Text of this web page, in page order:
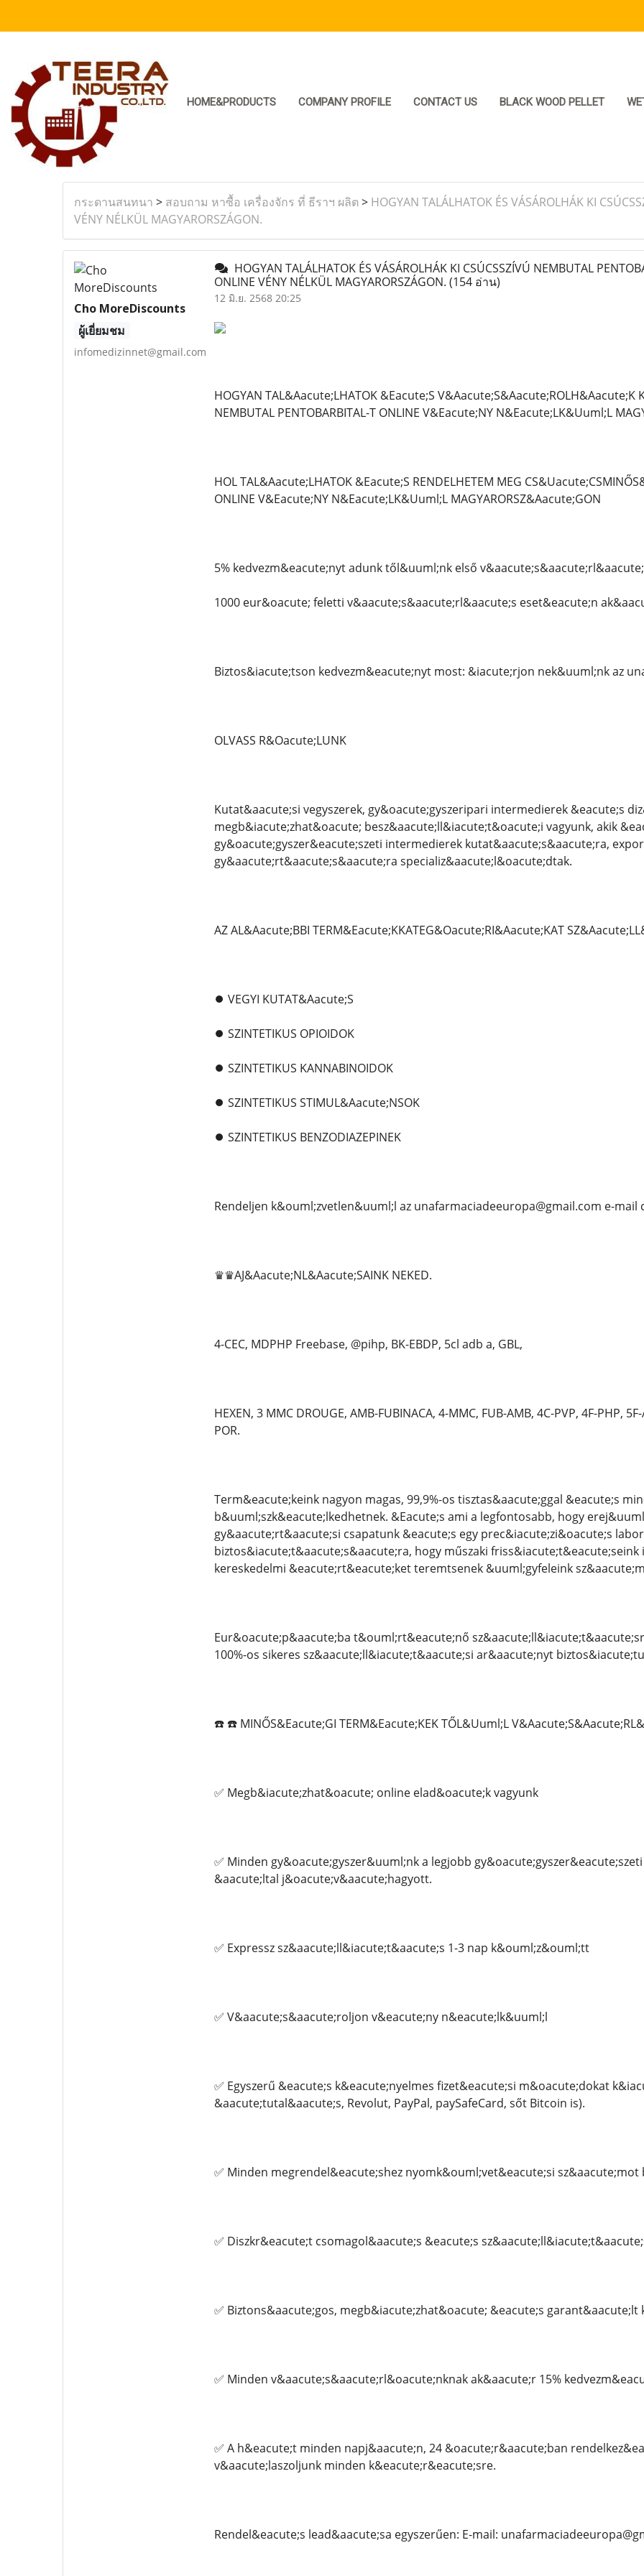
HOME&PRODUCTS COMPANY PROFILE CONTACT US BLACK WOOD PELLET
กระดานสนทนา > สอบถาม หาซื้อ เครื่องจักร ที่ ธีราฯ ผลิต > HOGYAN TALÁLHATOK ÉS VÁSÁROLHÁK KI
VÉNY NÉLKÜL MAGYARORSZÁGON.
Cho MoreDiscounts
ผู้เยี่ยมชม
infomedizinnet@gmail.com
HOGYAN TALÁLHATOK ÉS VÁSÁROLHÁK KI CSÚCSSZÍVÚ NEMBUTAL
ONLINE VÉNY NÉLKÜL MAGYARORSZÁGON. (154 อ่าน)
12 มิ.ย. 2568 20:25
HOGYAN TAL&Aacute;LHATOK &Eacute;S V&Aacute;S&Aacute;ROLH&Aacute;K
NEMBUTAL PENTOBARBITAL-T ONLINE V&Eacute;NY N&Eacute;LK&Uuml;L
HOL TAL&Aacute;LHATOK &Eacute;S RENDELHETEM MEG
ONLINE V&Eacute;NY N&Eacute;LK&Uuml;L MAGYARORSZ&Aacute;GON
5% kedvezm&eacute;nyt adunk től&uuml;nk első
1000 eur&oacute; feletti v&aacute;s&aacute;rl&aacute;s eset&eacute;n
Biztos&iacute;tson kedvezm&eacute;nyt most: &iacute;rjon nek&uuml;nk az
OLVASS R&Oacute;LUNK
Kutat&aacute;si vegyszerek, gy&oacute;gyszeripari intermedierek &eacute;s
megb&iacute;zhat&oacute; besz&aacute;ll&iacute;t&oacute;i vagyunk, akik
gy&oacute;gyszer&eacute;szeti intermedierek kutat&aacute;s&aacute;ra,
gy&aacute;rt&aacute;s&aacute;ra specializ&aacute;l&oacute;dtak.
AZ AL&Aacute;BBI TERM&Eacute;KKATEG&Oacute;RI&Aacute;KAT
⏺️ VEGYI KUTAT&Aacute;S
⏺️ SZINTETIKUS OPIOIDOK
⏺️ SZINTETIKUS KANNABINOIDOK
⏺️ SZINTETIKUS STIMUL&Aacute;NSOK
⏺️ SZINTETIKUS BENZODIAZEPINEK
Rendeljen k&ouml;zvetlen&uuml;l az unafarmaciadeeuropa@gmail.com e-mail
♛♛AJ&Aacute;NL&Aacute;SAINK NEKED.
4-CEC, MDPHP Freebase, @pihp, BK-EBDP, 5cl adb a, GBL,
HEXEN, 3 MMC DROUGE, AMB-FUBINACA, 4-MMC, FUB-AMB, 4C-PVP, 4F-PHP,
POR.
Term&eacute;keink nagyon magas, 99,9%-os tisztas&aacute;ggal &eacute;s
b&uuml;szk&eacute;lkedhetnek. &Eacute;s ami a legfontosabb, hogy
gy&aacute;rt&aacute;si csapatunk &eacute;s egy prec&iacute;zi&oacute;s
biztos&iacute;t&aacute;s&aacute;ra, hogy műszaki
kereskedelmi &eacute;rt&eacute;ket teremtsenek &uuml;gyfeleink
Eur&oacute;p&aacute;ba t&ouml;rt&eacute;nő
100%-os sikeres sz&aacute;ll&iacute;t&aacute;si ar&aacute;nyt
☎️ ☎️ MINŐS&Eacute;GI TERM&Eacute;KEK TŐL&Uuml;L
✅ Megb&iacute;zhat&oacute; online elad&oacute;k vagyunk
✅ Minden gy&oacute;gyszer&uuml;nk a legjobb
&aacute;ltal j&oacute;v&aacute;hagyott.
✅ Expressz sz&aacute;ll&iacute;t&aacute;s 1-3 nap k&ouml;z&ouml;tt
✅ V&aacute;s&aacute;roljon v&eacute;ny n&eacute;lk&uuml;l
✅ Egyszerű &eacute;s k&eacute;nyelmes fizet&eacute;si m&oacute;dokat
&aacute;tutal&aacute;s, Revolut, PayPal, paySafeCard, sőt Bitcoin is).
✅ Minden megrendel&eacute;shez nyomk&ouml;vet&eacute;si
✅ Diszkr&eacute;t csomagol&aacute;s &eacute;s
✅ Biztons&aacute;gos, megb&iacute;zhat&oacute; &eacute;s
✅ Minden v&aacute;s&aacute;rl&oacute;nknak ak&aacute;r 15%
✅ A h&eacute;t minden napj&aacute;n, 24 &oacute;r&aacute;ban
v&aacute;laszoljunk minden k&eacute;r&eacute;sre.
Rendel&eacute;s lead&aacute;sa egyszerűen: E-mail: